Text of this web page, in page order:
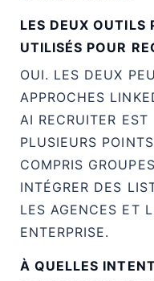
LES DEUX OUTILS
UTILISÉS POUR
OUI. LES DEUX
APPROCHES
AI RECRUITER EST
PLUSIEURS
COMPRIS
INTÉGRER DES
LES AGENCES ET
ENTERPRISE.
À QUELLES